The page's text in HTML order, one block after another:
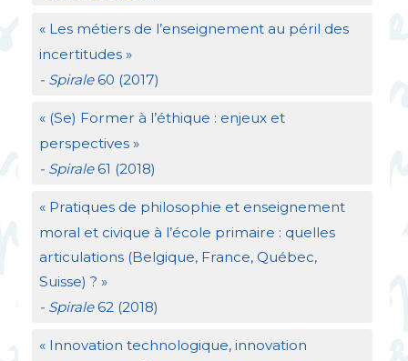
« Les métiers de l’enseignement au péril des
incertitudes »
- Spirale60 (2017)
« (Se) Former à l’éthique : enjeux et
perspectives »
- Spirale61 (2018)
« Pratiques de philosophie et enseignement
moral et civique à l’école primaire : quelles
articulations (Belgique, France, Québec,
Suisse) ? »
- Spirale62 (2018)
« Innovation technologique, innovation